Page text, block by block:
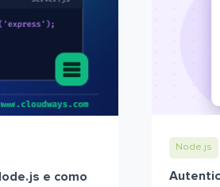
e como
Node.js